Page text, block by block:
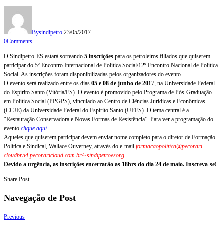
Bysindipetro 23/05/2017
0Comments
O Sindipetro-ES estará sorteando 5 inscrições para os petroleiros filiados que quiserem
participar do 5º Encontro Internacional de Política Social/12º Encontro Nacional de Política
Social. As inscrições foram disponibilizadas pelos organizadores do evento.
O evento será realizado entre os dias 05 e 08 de junho de 2017, na Universidade Federal
do Espírito Santo (Vitória/ES). O evento é promovido pelo Programa de Pós-Graduação
em Política Social (PPGPS), vinculado ao Centro de Ciências Jurídicas e Econômicas
(CCJE) da Universidade Federal do Espírito Santo (UFES). O tema central é a
“Restauração Conservadora e Novas Formas de Resistência”. Para ver a programação do
evento clique aqui
Aqueles que quiserem participar devem enviar nome completo para o diretor de Formação
Política e Sindical, Wallace Ouverney, através do e-mail formacaopolitica@pecorari-
cloudbr54.pecoraricloud.com.br/~sindipetroesorg
Devido a urgência, as inscrições encerrarão as 18hrs do dia 24 de maio. Inscreva-se!
Share Post
Navegação de Post
Previous